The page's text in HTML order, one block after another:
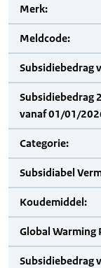
Merk:
Meldcode:
Subsidiebedrag
Subsidiebedrag
vanaf 01/01/
Categorie:
Subsidiabel
Koudemiddel:
Global Warming
Subsidiebedrag